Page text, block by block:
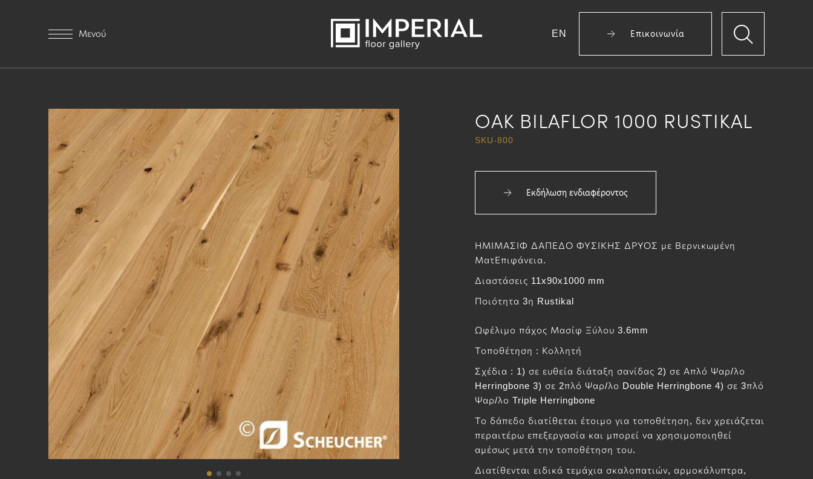
Μενού EN Επικοινωνία
OAK BILAFLOR 1000 RUSTIKAL
SKU-800
Εκδήλωση ενδιαφέροντος
ΗΜΙΜΑΣΙΦ ΔΑΠΕΔΟ ΦΥΣΙΚΗΣ ΔΡΥΟΣ με Βερνικωμένη
ΜατΕπιφάνεια.
Διαστάσεις 11x90x1000 mm
Ποιότητα 3η Rustikal
Ωφέλιμο πάχος Μασίφ Ξύλου 3.6mm
Τοποθέτηση : Κολλητή
Σχέδια : 1) σε ευθεία διάταξη σανίδας 2) σε Απλό Ψαρ/λο
Herringbone 3) σε 2πλό Ψαρ/λο Double Herringbone 4) σε 3πλό
Ψαρ/λο Triple Herringbone
Το δάπεδο διατίθεται έτοιμο για τοποθέτηση, δεν χρειάζεται
περαιτέρω επεξεργασία και μπορεί να χρησιμοποιηθεί
αμέσως μετά την τοποθέτηση του.
Διατίθενται ειδικά τεμάχια σκαλοπατιών, αρμοκάλυπτρα,